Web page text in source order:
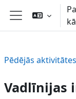
Atvērt galveno
Sānu panelis
Pēdējās aktivitātes
Vadlīnijas